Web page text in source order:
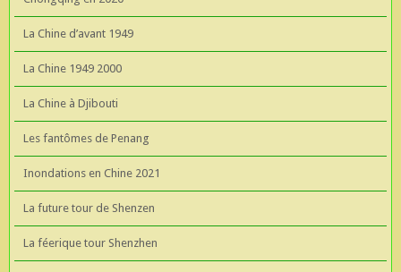
La Chine d’avant 1949
La Chine 1949 2000
La Chine à Djibouti
Les fantômes de Penang
Inondations en Chine 2021
La future tour de Shenzen
La féerique tour Shenzhen